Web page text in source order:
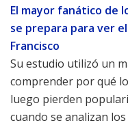
El mayor fanático de
se prepara para ver
Francisco
Su estudio utilizó un
comprender por qué
luego pierden
cuando se analizan